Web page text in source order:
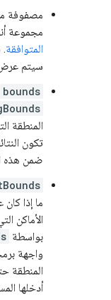
مصفوفة
مجموعة
المتوافقة.
سيتم عرض
bounds
المنطقة
تكون
ضمن هذه
ما إذا
الأماكن
بواسطة
واجهة
المنطقة
أدخلها